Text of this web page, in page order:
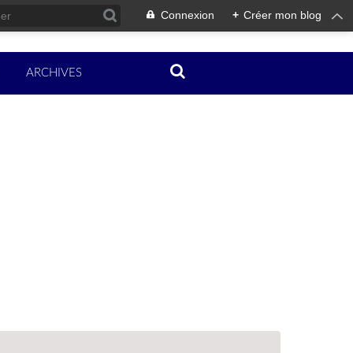
Connexion + Créer mon blog
ARCHIVES